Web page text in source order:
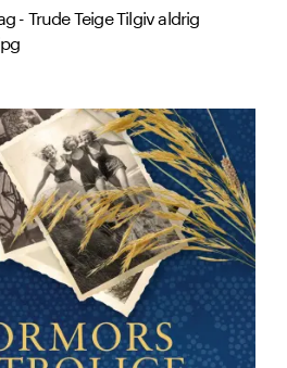
- Trude Teige Tilgiv aldrig